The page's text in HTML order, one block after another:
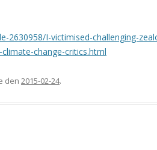
2630958/I-victimised-challenging-
change-critics.html
den 2015-02-24.